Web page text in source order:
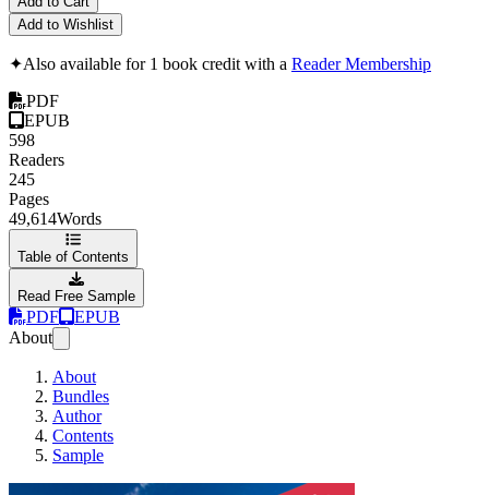
Add to Wishlist
✦Also available for 1 book credit with a Reader Membership
PDF
EPUB
598
Readers
245
Pages
49,614Words
Table of Contents
Read Free Sample
PDF
EPUB
About
About
Bundles
Author
Contents
Sample